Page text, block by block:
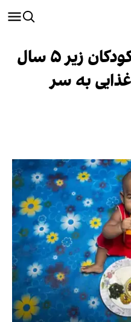
یونیسف: یک‌چهارم کودکان زیر ۵ سال
به سر